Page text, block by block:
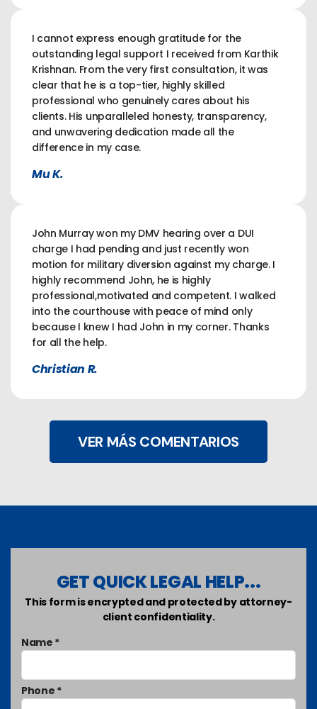
I cannot express enough gratitude for the
outstanding legal support I received from Karthik
Krishnan. From the very first consultation, it was
clear that he is a top-tier, highly skilled
professional who genuinely cares about his
clients. His unparalleled honesty, transparency,
and unwavering dedication made all the
difference in my case.
Mu K.
John Murray won my DMV hearing over a DUI
charge I had pending and just recently won
motion for military diversion against my charge. I
highly recommend John, he is highly
professional,motivated and competent. I walked
into the courthouse with peace of mind only
because I knew I had John in my corner. Thanks
for all the help.
Christian R.
VER MÁS COMENTARIOS
GET QUICK LEGAL HELP...
This form is encrypted and protected by attorney-
client confidentiality.
Name *
Phone *